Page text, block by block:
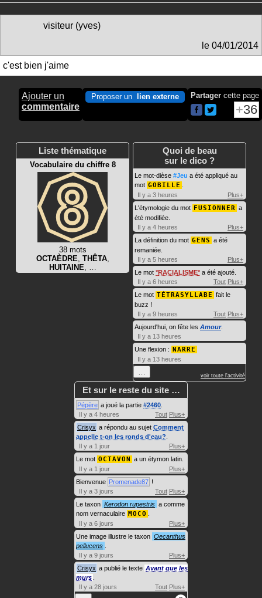
visiteur (yves)
le 04/01/2014
c'est bien j'aime
Ajouter un
commentaire
Proposer un lien externe Partager cette page
36
Liste thématique
Vocabulaire du chiffre 8
38 mots
OCTAÈDRE THÊTA,
HUITAINE
Quoi de beau
sur le dico ?
Le mot-dièse #Jeu a été appliqué au
mot GOBILLE
Il y a 3 heures
Plus+
L'étymologie du mot FUSIONNER a
été modifiée.
Il y a 4 heures
Plus+
La définition du mot GENS a été
remaniée.
Il y a 5 heures
Plus+
Le mot RACIALISME a été ajouté.
Il y a 6 heures
Tout Plus+
Le mot TÉTRASYLLABE fait le
buzz !
Il y a 9 heures
Tout Plus+
Aujourd'hui, on fête les Amour.
Il y a 13 heures
Une flexion : NARRE
Il y a 13 heures
voir toute l'activité
Et sur le reste du site …
Pépère a joué la partie #2460
Il y a 4 heures
Tout Plus+
Crisyx a répondu au sujet Comment
appelle t-on les ronds d'eau?
Il y a 1 jour
Plus+
Le mot OCTAVON a un étymon latin.
Il y a 1 jour
Plus+
Bienvenue Promenade87 !
Il y a 3 jours
Tout Plus+
Le taxon Kerodon rupestris a comme
nom vernaculaire MOCO
Il y a 6 jours
Plus+
Une image illustre le taxon Oecanthus
pellucens
Il y a 9 jours
Plus+
Crisyx a publié le texte Avant que les
murs
Il y a 28 jours
Tout Plus+